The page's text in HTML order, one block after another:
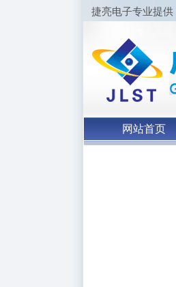
捷亮电子专业提
网站首页